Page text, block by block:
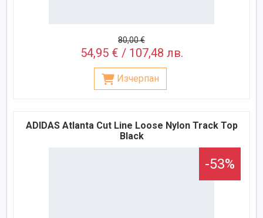
80,00 €
54,95 € / 107,48 лв.
Изчерпан
ADIDAS Atlanta Cut Line Loose Nylon Track Top
Black
-53%